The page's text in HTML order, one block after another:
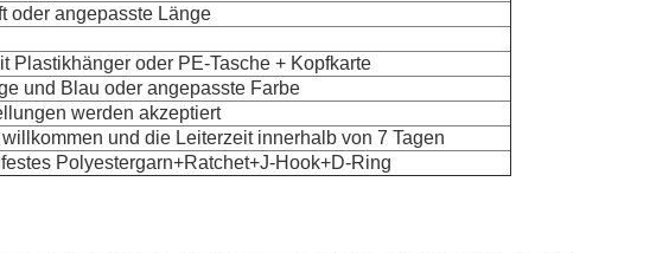
oder angepasste Länge
Plastikhänger oder PE-Tasche + Kopfkarte
und Blau oder angepasste Farbe
werden akzeptiert
und die Leiterzeit innerhalb von 7 Tagen
Polyestergarn+Ratchet+J-Hook+D-Ring